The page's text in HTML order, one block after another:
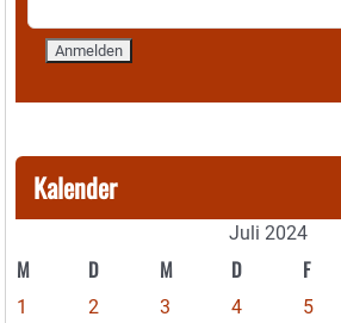
Kalender
Juli 2024
M D M D F
1 2 3 4 5